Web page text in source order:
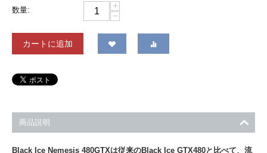
数量:
+
−
カートに追加
商品説明
Black Ice Nemesis 480GTXは従来のBlack Ice GTX480と比べて、流